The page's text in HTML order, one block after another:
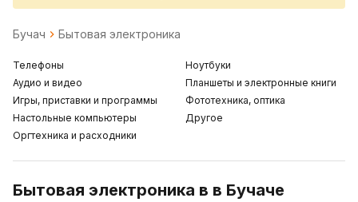
Бучач Бытовая электроника
Телефоны
Аудио и видео
Игры, приставки и программы
Настольные компьютеры
Оргтехника и расходники
Ноутбуки
Планшеты и электронные книги
Фототехника, оптика
Другое
Бытовая электроника в в Бучаче